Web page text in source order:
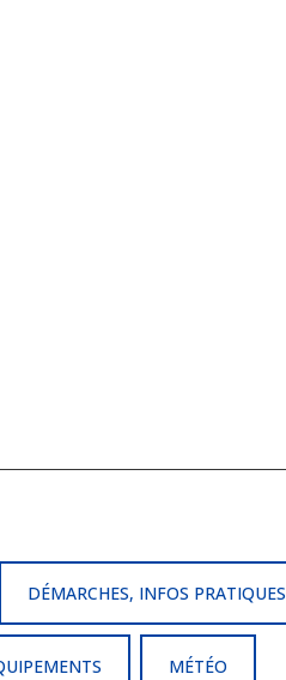
DÉMARCHES, INFOS PRATIQUES
MÉTÉO